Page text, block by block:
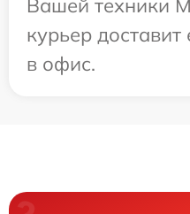
Вашей техники
курьер
в офис.